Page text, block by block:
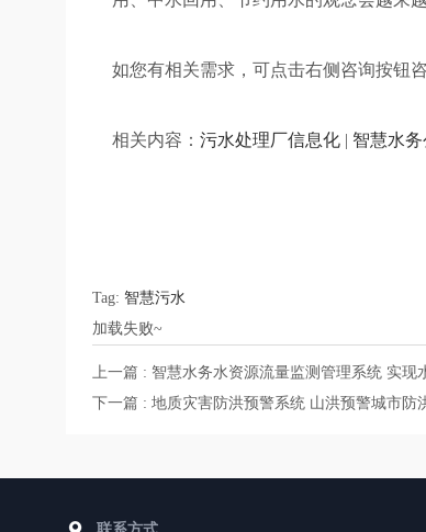
如您有相关需求，可点击右侧咨询按钮咨
相关内容： 污水处理厂信息化| 智慧水务
Tag: 智慧污水
加载失败~
上一篇 : 智慧水务水资源流量监测管理系统 实现
下一篇 : 地质灾害防洪预警系统 山洪预警城市防